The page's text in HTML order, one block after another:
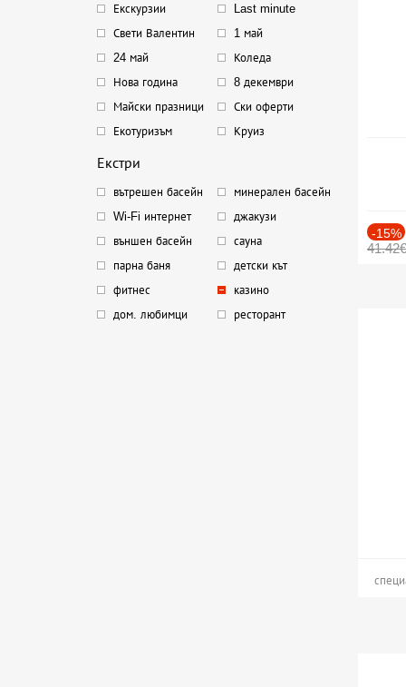
Екскурзии
Last minute
Свети Валентин
1 май
24 май
Коледа
Нова година
8 декември
Майски празници
Ски оферти
Екотуризъм
Круиз
Екстри
вътрешен басейн
минерален басейн
Wi-Fi интернет
джакузи
външен басейн
сауна
парна баня
детски кът
фитнес
казино
дом. любимци
ресторант
-15%
41.42€